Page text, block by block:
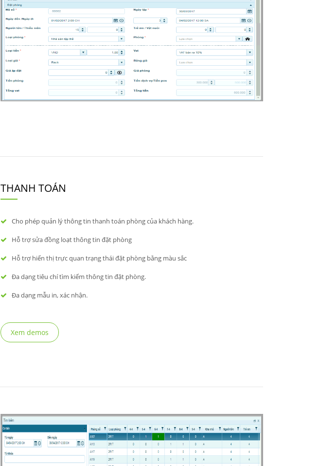
THANH TOÁN
Cho phép quản lý thông tin thanh toán phòng của khách hàng.
Hỗ trợ sửa đồng loạt thông tin đặt phòng
Hỗ trợ hiển thị trực quan trạng thái đặt phòng bằng màu sắc
Đa dạng tiêu chí tìm kiếm thông tin đặt phòng.
Đa dạng mẫu in, xác nhận.
Xem demos